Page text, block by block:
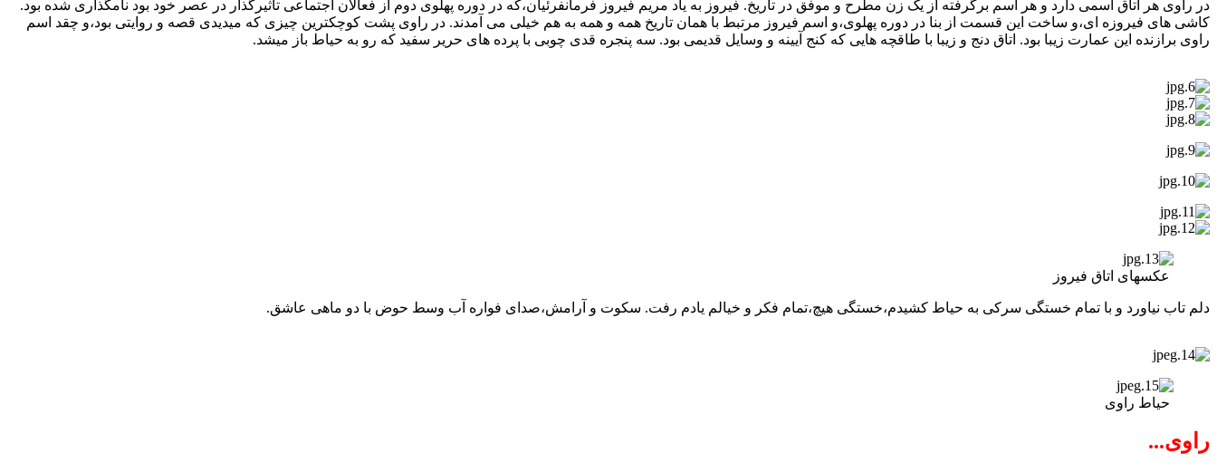
در راوی هر اتاق اسمی دارد و هر اسم برگرفته از یک زن مطرح و موفق در تاریخ. فیروز به یاد مریم فیروز فرمانفرئیان،که در دوره پهلوی دوم از فعالان اجتماعی تاثیرگذار در عصر خود بود نامگذاری شده بود.
کاشی های فیروزه ای،و ساخت این قسمت از بنا در دوره پهلوی،و اسم فیروز مرتبط با همان تاریخ همه و همه به هم خیلی می آمدند. در راوی پشت کوچکترین چیزی که میدیدی قصه و روایتی بود،و چقد اسم
راوی برازنده این عمارت زیبا بود. اتاق دنج و زیبا با طاقچه هایی که کنج آیینه و وسایل قدیمی بود. سه پنجره قدی چوبی با پرده های حریر سفید که رو به حیاط باز میشد.
عکسهای اتاق فیروز
دلم تاب نیاورد و با تمام خستگی سرکی به حیاط کشیدم،خستگی هیچ،تمام فکر و خیالم یادم رفت. سکوت و آرامش،صدای فواره آب وسط حوض با دو ماهی عاشق.
حیاط راوی
راوی...